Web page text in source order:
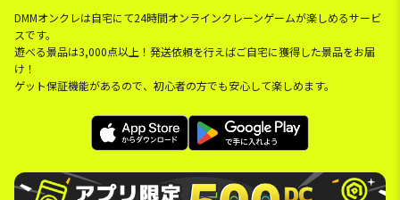
DMMオンクレは自宅にて24時間オンラインクレーンゲームが楽しめるサービ
スです。
遊べる景品は3,000点以上！発送依頼を行えばご自宅に獲得した景品をお届
け！
ゲット保証機能があるので、初心者の方でも安心して楽しめます。